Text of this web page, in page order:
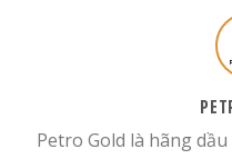
Petro Gold là hãng